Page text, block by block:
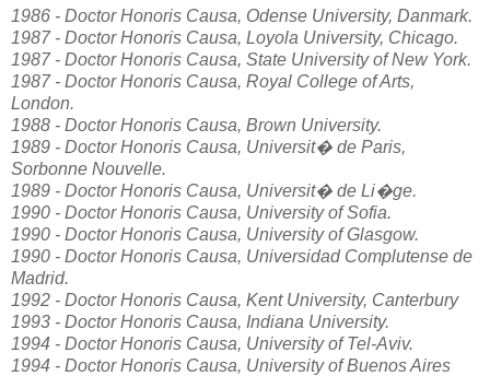
1986 - Doctor Honoris Causa, Odense University, Danmark.
1987 - Doctor Honoris Causa, Loyola University, Chicago.
1987 - Doctor Honoris Causa, State University of New York.
1987 - Doctor Honoris Causa, Royal College of Arts,
London.
1988 - Doctor Honoris Causa, Brown University.
1989 - Doctor Honoris Causa, Universit� de Paris,
Sorbonne Nouvelle.
1989 - Doctor Honoris Causa, Universit� de Li�ge.
1990 - Doctor Honoris Causa, University of Sofia.
1990 - Doctor Honoris Causa, University of Glasgow.
1990 - Doctor Honoris Causa, Universidad Complutense de
Madrid.
1992 - Doctor Honoris Causa, Kent University, Canterbury
1993 - Doctor Honoris Causa, Indiana University.
1994 - Doctor Honoris Causa, University of Tel-Aviv.
1994 - Doctor Honoris Causa, University of Buenos Aires